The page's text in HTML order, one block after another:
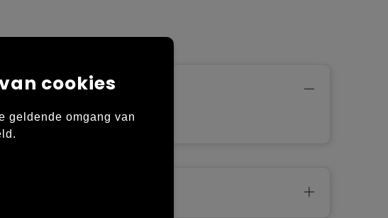
cookies
geldende omgang van